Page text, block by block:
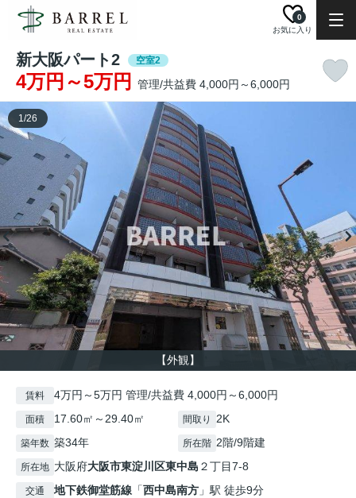
お気に入り
0
新大阪パート2 空室2
4万円～5万円 管理/共益費 4,000円～6,000円
【外観】
1/26
賃料 4万円～5万円 管理/共益費 4,000円～6,000円
面積 17.60㎡～29.40㎡ 間取り 2K
築年数 築34年 所在階 2階/9階建
所在地 大阪府大阪市東淀川区東中島 ２丁目7-8
交通 地下鉄御堂筋線 「西中島南方 」駅 徒歩9分